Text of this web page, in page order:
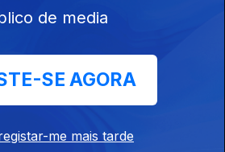
de media
SE AGORA
me mais tarde